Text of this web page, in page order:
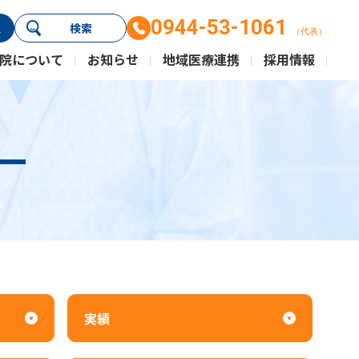
検索 0944-53-1061 （代表）
について お知らせ 地域医療連携 採用情報
実績